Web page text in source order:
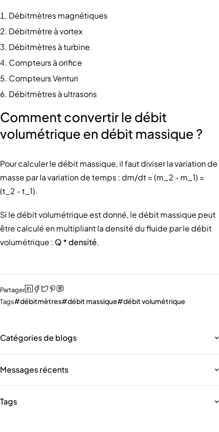
Débitmètres magnétiques
Débitmètre à vortex
Débitmètres à turbine
Compteurs à orifice
Compteurs Venturi
Débitmètres à ultrasons
Comment convertir le débit
volumétrique en débit massique ?
Pour calculer le débit massique, il faut diviser la variation de
masse par la variation de temps : dm/dt = (m_2 - m_1) =
(t_2 - t_1).
Si le débit volumétrique est donné, le débit massique peut
être calculé en multipliant la densité du fluide par le débit
volumétrique : Q * densité.
Partager
Tags
débitmètres débit massique débit volumétrique
Catégories de blogs
Messages récents
Tags